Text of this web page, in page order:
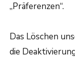
„Präferenzen“.
Das Löschen
die